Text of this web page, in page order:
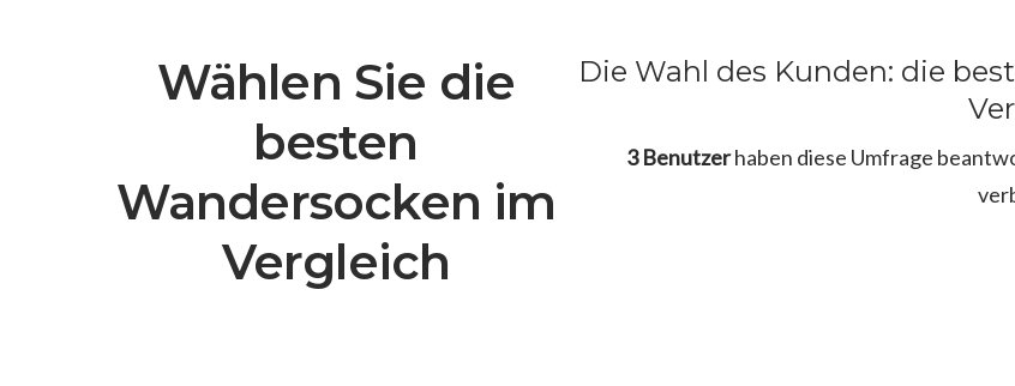
Wählen Sie die
besten
Wandersocken im
Vergleich
Die Wahl des Kunden: die
3 Benutzerhaben diese Umfrage